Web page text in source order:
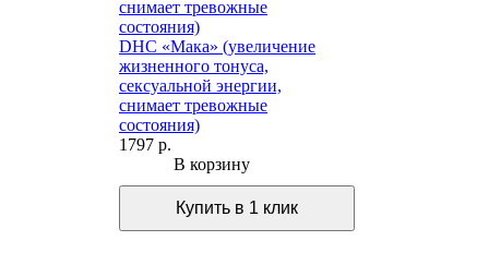
DHC «Мака» (увеличение
жизненного тонуса,
сексуальной энергии,
снимает тревожные
состояния)
1797 р.
В корзину